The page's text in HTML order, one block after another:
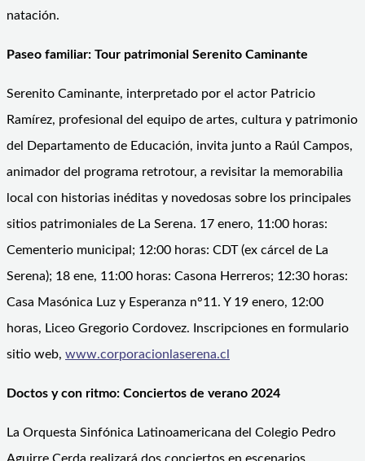
natación.
Paseo familiar: Tour patrimonial Serenito Caminante
Serenito Caminante, interpretado por el actor Patricio
Ramírez, profesional del equipo de artes, cultura y patrimonio
del Departamento de Educación, invita junto a Raúl Campos,
animador del programa retrotour, a revisitar la memorabilia
local con historias inéditas y novedosas sobre los principales
sitios patrimoniales de La Serena. 17 enero, 11:00 horas:
Cementerio municipal; 12:00 horas: CDT (ex cárcel de La
Serena); 18 ene, 11:00 horas: Casona Herreros; 12:30 horas:
Casa Masónica Luz y Esperanza n°11. Y 19 enero, 12:00
horas, Liceo Gregorio Cordovez. Inscripciones en formulario
sitio web, www.corporacionlaserena.cl
Doctos y con ritmo: Conciertos de verano 2024
La Orquesta Sinfónica Latinoamericana del Colegio Pedro
Aguirre Cerda realizará dos conciertos en escenarios